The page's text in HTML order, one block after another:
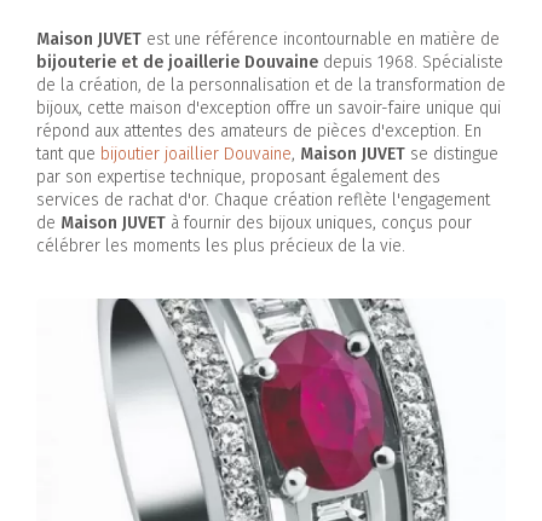
Maison JUVET est une référence incontournable en matière de
bijouterie et de joaillerie Douvaine depuis 1968. Spécialiste
de la création, de la personnalisation et de la transformation de
bijoux, cette maison d'exception offre un savoir-faire unique qui
répond aux attentes des amateurs de pièces d'exception. En
tant que bijoutier joaillier Douvaine, Maison JUVET se distingue
par son expertise technique, proposant également des
services de rachat d'or. Chaque création reflète l'engagement
de Maison JUVET à fournir des bijoux uniques, conçus pour
célébrer les moments les plus précieux de la vie.